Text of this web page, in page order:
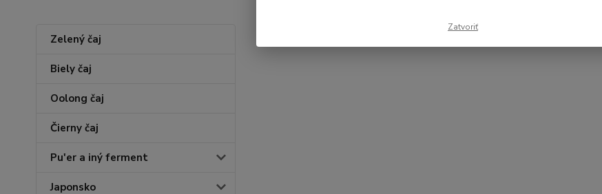
Zelený čaj
Biely čaj
Oolong čaj
Čierny čaj
Pu'er a iný ferment
Japonsko
Zatvoriť